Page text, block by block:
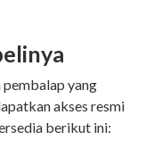
pembalap yang
akses resmi
berikut ini: